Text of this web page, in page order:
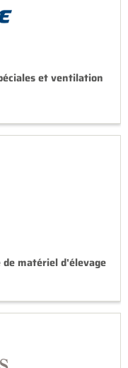
et ventilation
matériel d'élevage